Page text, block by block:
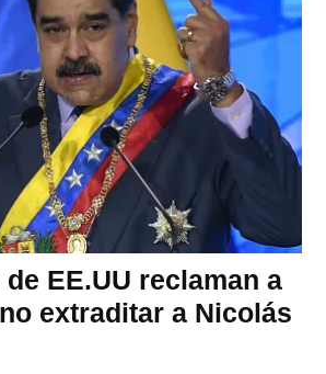
EE.UU reclaman a
extraditar a Nicolás